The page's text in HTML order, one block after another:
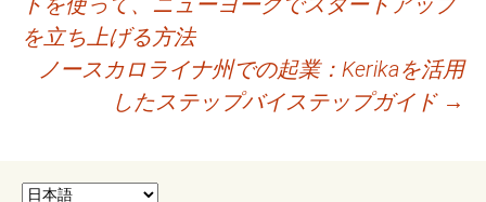
稿を立ち上げる方法
ノースカロライナ州での起業：Kerikaを活用
したステップバイステップガイド →